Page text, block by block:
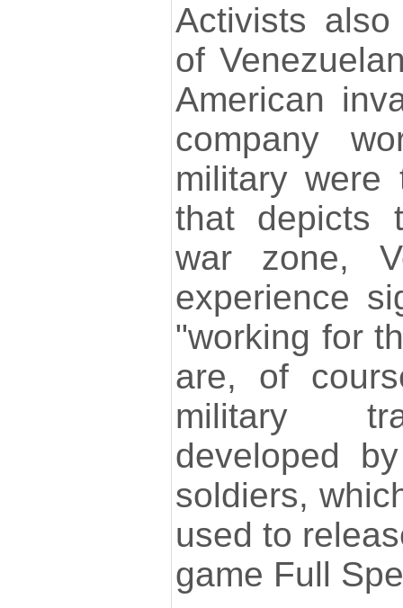
Activists
of
American
company
military
that depicts
war zone,
experience
"working for
are, of
military
developed
soldiers,
used to
game Full